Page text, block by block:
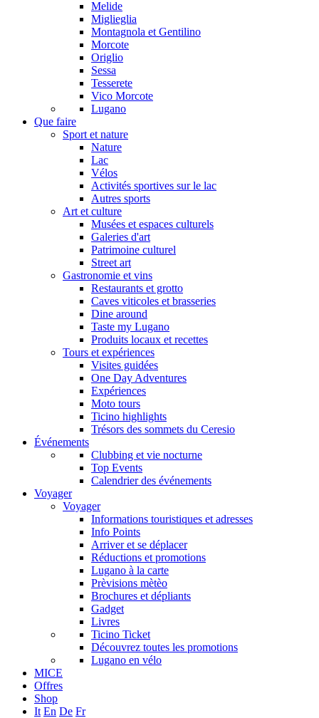
Melide
Miglieglia
Montagnola et Gentilino
Morcote
Origlio
Sessa
Tesserete
Vico Morcote
Lugano
Que faire
Sport et nature
Nature
Lac
Vélos
Activités sportives sur le lac
Autres sports
Art et culture
Musées et espaces culturels
Galeries d'art
Patrimoine culturel
Street art
Gastronomie et vins
Restaurants et grotto
Caves viticoles et brasseries
Dine around
Taste my Lugano
Produits locaux et recettes
Tours et expériences
Visites guidées
One Day Adventures
Expériences
Moto tours
Ticino highlights
Trésors des sommets du Ceresio
Événements
Clubbing et vie nocturne
Top Events
Calendrier des événements
Voyager
Voyager
Informations touristiques et adresses
Info Points
Arriver et se déplacer
Réductions et promotions
Lugano à la carte
Prèvisions mètèo
Brochures et dépliants
Gadget
Livres
Ticino Ticket
Découvrez toutes les promotions
Lugano en vélo
MICE
Offres
Shop
It En De Fr